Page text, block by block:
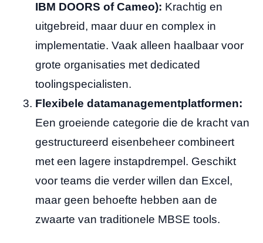
IBM DOORS of Cameo): Krachtig en
uitgebreid, maar duur en complex in
implementatie. Vaak alleen haalbaar voor
grote organisaties met dedicated
toolingspecialisten.
Flexibele datamanagementplatformen:
Een groeiende categorie die de kracht van
gestructureerd eisenbeheer combineert
met een lagere instapdrempel. Geschikt
voor teams die verder willen dan Excel,
maar geen behoefte hebben aan de
zwaarte van traditionele MBSE tools.